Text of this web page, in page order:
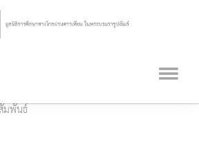
มพันธ์